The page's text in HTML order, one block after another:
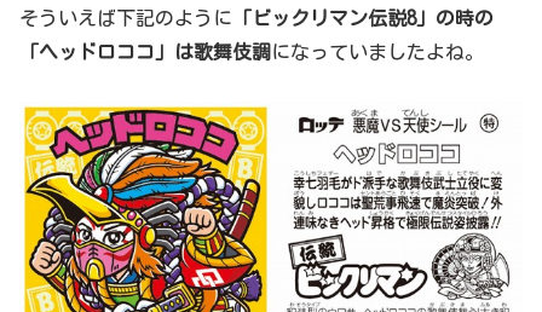
そういえば下記のように 「ビックリマン伝説8」の時の
「ヘッドロココ」は歌舞伎調 になっていましたよね。